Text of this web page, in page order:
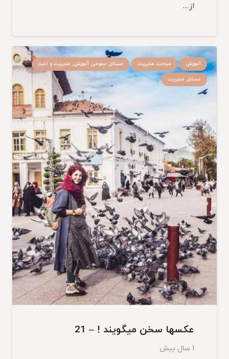
از…
آموزش مباحث مدیریت
مسائل عمومی آموزش, مدیریت و اخبار
مسائل مدیریت
عکسها سخن میگویند ! – 21
1 سال پیش